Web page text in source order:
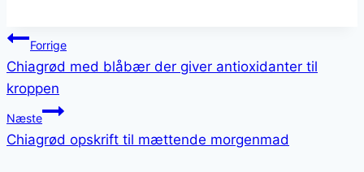
Indlægsnavigation
Forrige
Chiagrød med blåbær der giver antioxidanter til
kroppen
Næste
Chiagrød opskrift til mættende morgenmad